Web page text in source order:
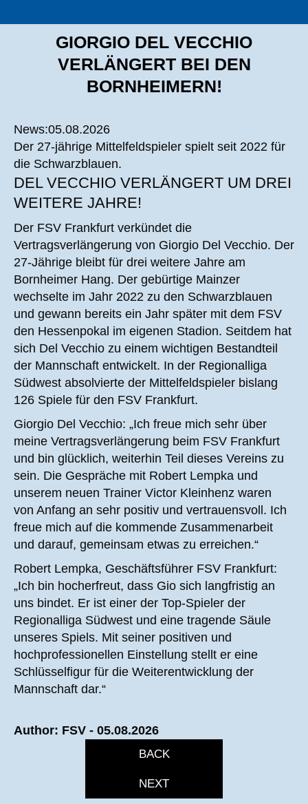
GIORGIO DEL VECCHIO
VERLÄNGERT BEI DEN
BORNHEIMERN!
News:05.08.2026
Der 27-jährige Mittelfeldspieler spielt seit 2022 für
die Schwarzblauen.
DEL VECCHIO VERLÄNGERT UM DREI
WEITERE JAHRE!
Der FSV Frankfurt verkündet die
Vertragsverlängerung von Giorgio Del Vecchio. Der
27-Jährige bleibt für drei weitere Jahre am
Bornheimer Hang. Der gebürtige Mainzer
wechselte im Jahr 2022 zu den Schwarzblauen
und gewann bereits ein Jahr später mit dem FSV
den Hessenpokal im eigenen Stadion. Seitdem hat
sich Del Vecchio zu einem wichtigen Bestandteil
der Mannschaft entwickelt. In der Regionalliga
Südwest absolvierte der Mittelfeldspieler bislang
126 Spiele für den FSV Frankfurt.
Giorgio Del Vecchio: „Ich freue mich sehr über
meine Vertragsverlängerung beim FSV Frankfurt
und bin glücklich, weiterhin Teil dieses Vereins zu
sein. Die Gespräche mit Robert Lempka und
unserem neuen Trainer Victor Kleinhenz waren
von Anfang an sehr positiv und vertrauensvoll. Ich
freue mich auf die kommende Zusammenarbeit
und darauf, gemeinsam etwas zu erreichen.“
Robert Lempka, Geschäftsführer FSV Frankfurt:
„Ich bin hocherfreut, dass Gio sich langfristig an
uns bindet. Er ist einer der Top-Spieler der
Regionalliga Südwest und eine tragende Säule
unseres Spiels. Mit seiner positiven und
hochprofessionellen Einstellung stellt er eine
Schlüsselfigur für die Weiterentwicklung der
Mannschaft dar.“
Author: FSV - 05.08.2026
BACK
NEXT